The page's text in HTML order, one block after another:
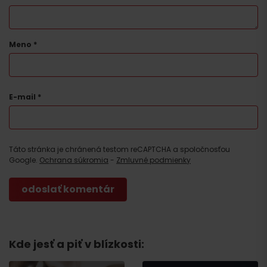
Meno *
E-mail *
Táto stránka je chránená testom reCAPTCHA a spoločnosťou
Google. Ochrana súkromia - Zmluvné podmienky
Kde jesť a piť v blízkosti: